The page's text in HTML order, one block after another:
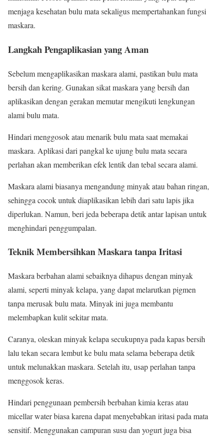
menjaga kesehatan bulu mata sekaligus mempertahankan fungsi
maskara.
Langkah Pengaplikasian yang Aman
Sebelum mengaplikasikan maskara alami, pastikan bulu mata
bersih dan kering. Gunakan sikat maskara yang bersih dan
aplikasikan dengan gerakan memutar mengikuti lengkungan
alami bulu mata.
Hindari menggosok atau menarik bulu mata saat memakai
maskara. Aplikasi dari pangkal ke ujung bulu mata secara
perlahan akan memberikan efek lentik dan tebal secara alami.
Maskara alami biasanya mengandung minyak atau bahan ringan,
sehingga cocok untuk diaplikasikan lebih dari satu lapis jika
diperlukan. Namun, beri jeda beberapa detik antar lapisan untuk
menghindari penggumpalan.
Teknik Membersihkan Maskara tanpa Iritasi
Maskara berbahan alami sebaiknya dihapus dengan minyak
alami, seperti minyak kelapa, yang dapat melarutkan pigmen
tanpa merusak bulu mata. Minyak ini juga membantu
melembapkan kulit sekitar mata.
Caranya, oleskan minyak kelapa secukupnya pada kapas bersih
lalu tekan secara lembut ke bulu mata selama beberapa detik
untuk melunakkan maskara. Setelah itu, usap perlahan tanpa
menggosok keras.
Hindari penggunaan pembersih berbahan kimia keras atau
micellar water biasa karena dapat menyebabkan iritasi pada mata
sensitif. Menggunakan campuran susu dan yogurt juga bisa